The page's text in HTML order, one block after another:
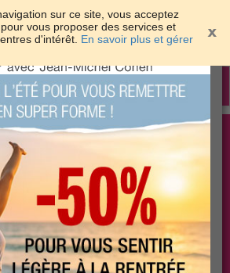
sur ce site, vous acceptez
vous proposer des services et
d'intérêt. En savoir plus et gérer
pour maigrir et être bien
dans sa peau
PLUS PLUS
×